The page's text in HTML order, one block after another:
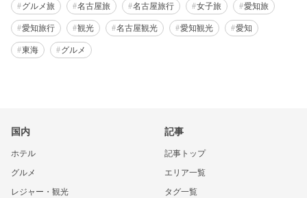
グルメ旅 名古屋旅 名古屋旅行 女子旅 愛知旅
愛知旅行 観光 名古屋観光 愛知観光 愛知
東海 グルメ
国内
ホテル
グルメ
レジャー・観光
記事
記事トップ
エリア一覧
タグ一覧